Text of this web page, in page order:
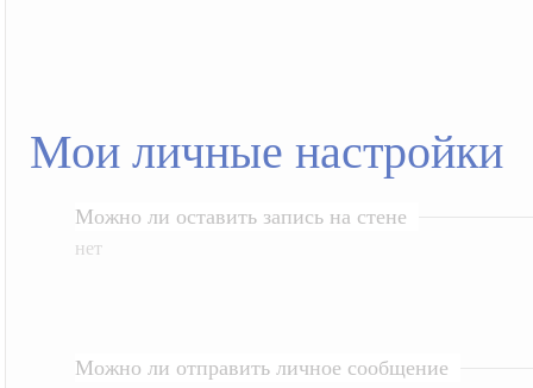
Мои личные настройки
Можно ли оставить запись на стене
нет
Можно ли отправить личное сообщение